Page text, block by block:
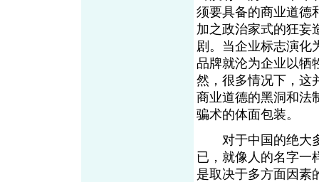
须要具备的商业道德
加之政治家式的狂妄
剧。当企业标志演化
品牌就沦为企业以牺
然，很多情况下，这
商业道德的黑洞和法
骗术的体面包装。
对于中国的绝大多
已，就像人的名字一
是取决于多方面因素